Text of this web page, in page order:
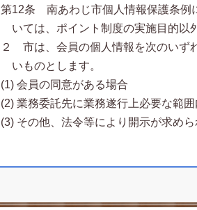
第12条 南あわじ市個人情報保護条例
いては、ポイント制度の実施目的以
２ 市は、会員の個人情報を次のいず
いものとします。
(1) 会員の同意がある場合
(2) 業務委託先に業務遂行上必要な範
(3) その他、法令等により開示が求め